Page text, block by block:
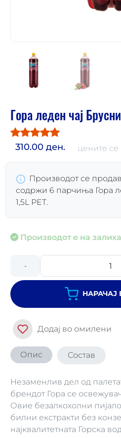
Гора леден чај
310.00 ден. цените
Производот се
содржи 6 парчиња Гора
1,5L PET.
Производот е на
-
Додај во омилени
Опис Состав
Незаменлив дел од
брендот Гора се
Овие безалкохолни
билни екстракти без
најквалитетната Горска